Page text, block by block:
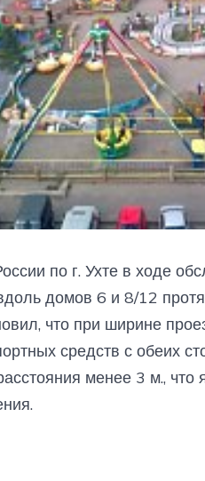
по г. Ухте в ходе
домов 6 и 8/12
что при ширине
средств с обеих
менее 3 м.,